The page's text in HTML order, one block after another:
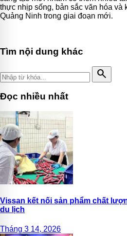
thực nhịp sống, bản sắc văn hóa và
Quảng Ninh trong giai đoạn mới.
Tìm nội dung khác
search
Đọc nhiều nhất
Vissan kết nối sản phẩm chất
du lịch
Tháng 3 14, 2026